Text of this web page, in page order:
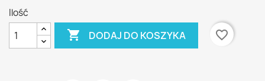
Ilość
 DODAJ DO KOSZYKA favorite_border